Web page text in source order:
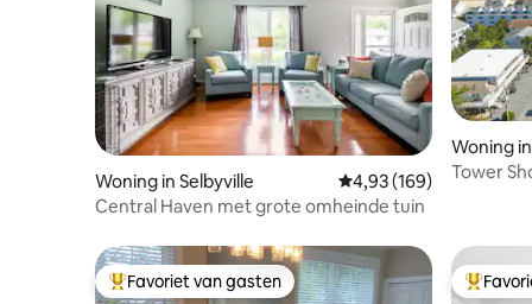
Woning in Selbyville Gemiddelde
4,93 (169)
Central Haven met grote omheinde tuin
Woning
Tower
Topfavoriet van gasten
Favoriet van gasten